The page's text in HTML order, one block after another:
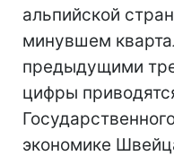
альпийской
минувшем
предыдущими
цифры
экономике